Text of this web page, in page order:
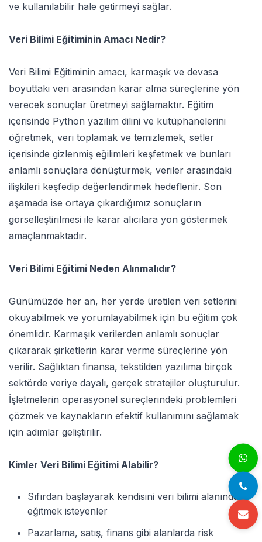
ve kullanılabilir hale getirmeyi sağlar.
Veri Bilimi Eğitiminin Amacı Nedir?
Veri Bilimi Eğitiminin amacı, karmaşık ve devasa
boyuttaki veri arasından karar alma süreçlerine yön
verecek sonuçlar üretmeyi sağlamaktır. Eğitim
içerisinde Python yazılım dilini ve kütüphanelerini
öğretmek, veri toplamak ve temizlemek, setler
içerisinde gizlenmiş eğilimleri keşfetmek ve bunları
anlamlı sonuçlara dönüştürmek, veriler arasındaki
ilişkileri keşfedip değerlendirmek hedeflenir. Son
aşamada ise ortaya çıkardığımız sonuçların
görselleştirilmesi ile karar alıcılara yön göstermek
amaçlanmaktadır.
Veri Bilimi Eğitimi Neden Alınmalıdır?
Günümüzde her an, her yerde üretilen veri setlerini
okuyabilmek ve yorumlayabilmek için bu eğitim çok
önemlidir. Karmaşık verilerden anlamlı sonuçlar
çıkararak şirketlerin karar verme süreçlerine yön
verilir. Sağlıktan finansa, tekstilden yazılıma birçok
sektörde veriye dayalı, gerçek stratejiler oluşturulur.
İşletmelerin operasyonel süreçlerindeki problemleri
çözmek ve kaynakların efektif kullanımını sağlamak
için adımlar geliştirilir.
Kimler Veri Bilimi Eğitimi Alabilir?
Sıfırdan başlayarak kendisini veri bilimi alanında
eğitmek isteyenler
Pazarlama, satış, finans gibi alanlarda risk